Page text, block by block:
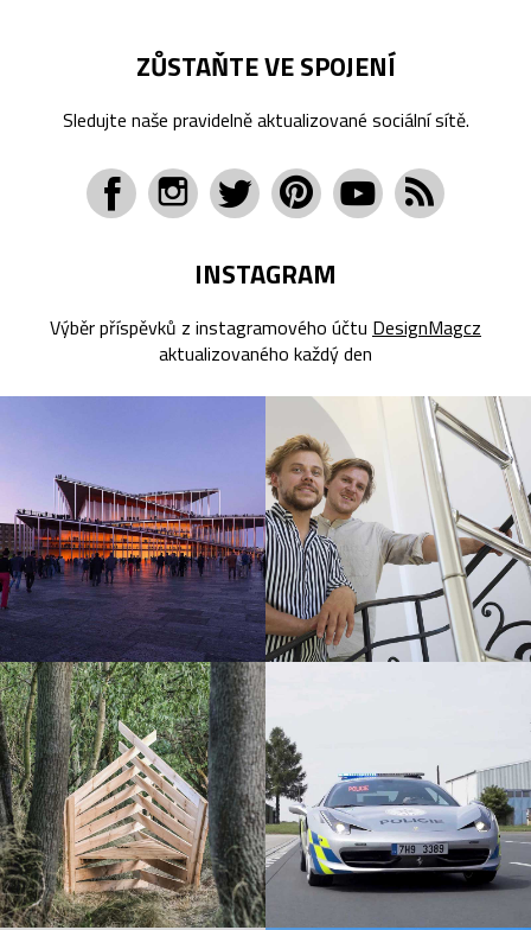
ZŮSTAŇTE VE SPOJENÍ
Sledujte naše pravidelně aktualizované sociální sítě.
INSTAGRAM
Výběr příspěvků z instagramového účtu DesignMagcz
aktualizovaného každý den